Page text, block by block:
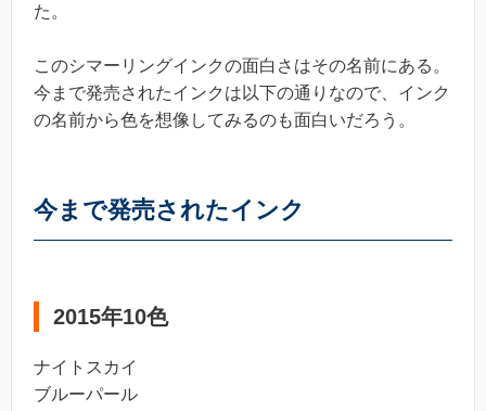
た。
このシマーリングインクの面白さはその名前にある。
今まで発売されたインクは以下の通りなので、インク
の名前から色を想像してみるのも面白いだろう。
今まで発売されたインク
2015年10色
ナイトスカイ
ブルーパール